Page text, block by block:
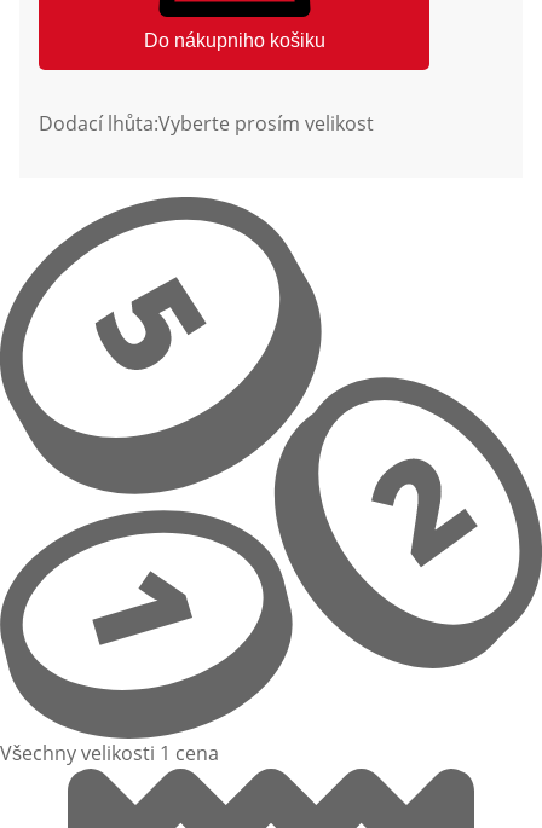
Do nákupniho košiku
Dodací lhůta:Vyberte prosím velikost
Všechny velikosti 1 cena